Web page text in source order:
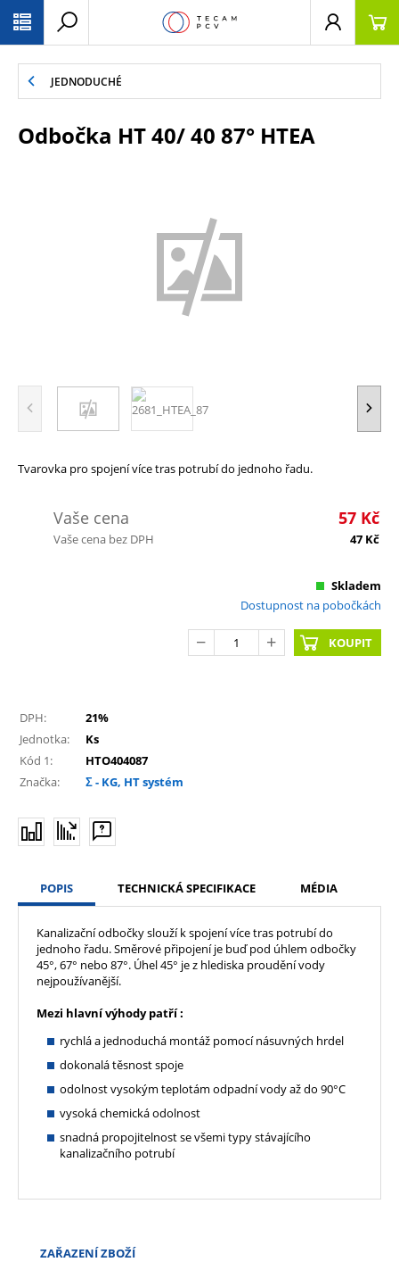
JEDNODUCHÉ
Odbočka HT 40/ 40 87° HTEA
Tvarovka pro spojení více tras potrubí do jednoho řadu.
Vaše cena 57 Kč
Vaše cena bez DPH 47 Kč
Skladem
Dostupnost na pobočkách
KOUPIT
DPH:
21%
Jednotka:
Ks
Kód 1:
HTO404087
Značka:
Σ - KG, HT systém
POPIS TECHNICKÁ SPECIFIKACE MÉDIA
Kanalizační odbočky slouží k spojení více tras potrubí do
jednoho řadu. Směrové připojení je buď pod úhlem odbočky
45°, 67° nebo 87°. Úhel 45° je z hlediska proudění vody
nejpoužívanější.
Mezi hlavní výhody patří :
rychlá a jednoduchá montáž pomocí násuvných hrdel
dokonalá těsnost spoje
odolnost vysokým teplotám odpadní vody až do 90°C
vysoká chemická odolnost
snadná propojitelnost se všemi typy stávajícího
kanalizačního potrubí
ZAŘAZENÍ ZBOŽÍ